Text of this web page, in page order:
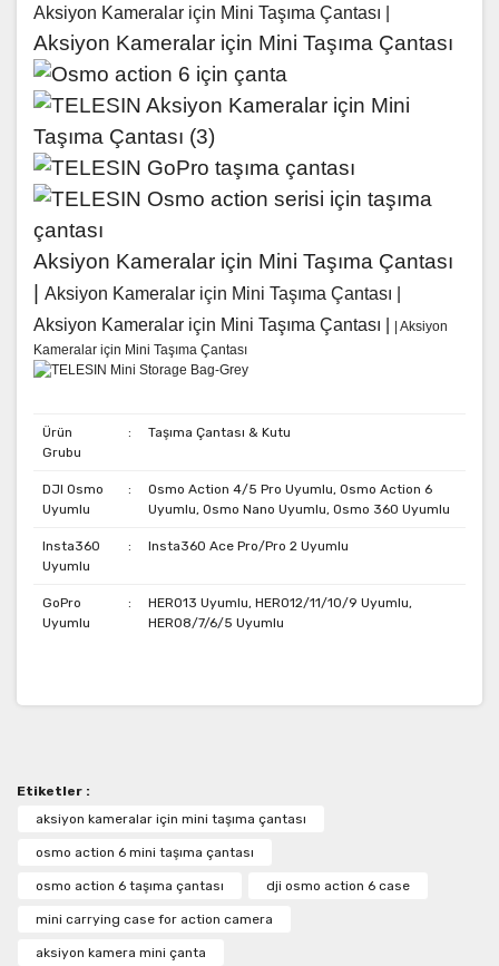
Aksiyon Kameralar için Mini Taşıma Çantası |
Aksiyon Kameralar için Mini Taşıma Çantası
Aksiyon Kameralar için Mini Taşıma Çantası
Aksiyon Kameralar için Mini Taşıma Çantası |
Aksiyon Kameralar için Mini Taşıma Çantası |
| Aksiyon
Kameralar için Mini Taşıma Çantası
Ürün
Grubu
: Taşıma Çantası & Kutu
DJI Osmo
Uyumlu
:
Osmo Action 4/5 Pro Uyumlu, Osmo Action 6
Uyumlu, Osmo Nano Uyumlu, Osmo 360 Uyumlu
Insta360
Uyumlu
: Insta360 Ace Pro/Pro 2 Uyumlu
GoPro
Uyumlu
:
HERO13 Uyumlu, HERO12/11/10/9 Uyumlu,
HERO8/7/6/5 Uyumlu
Ürün resmi kalitesiz, bozuk veya görüntülenemiyor.
Ürün açıklamasında eksik bilgiler bulunuyor.
Ürün bilgilerinde hatalar bulunuyor.
Ürün fiyatı diğer sitelerden daha pahalı.
Etiketler :
aksiyon kameralar için mini taşıma çantası
osmo action 6 mini taşıma çantası
osmo action 6 taşıma çantası dji osmo action 6 case
mini carrying case for action camera
aksiyon kamera mini çanta